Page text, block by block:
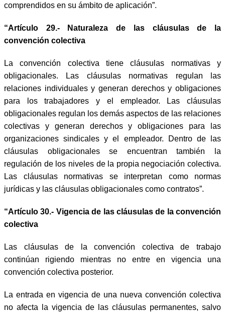
comprendidos en su ámbito de aplicación”.
“Artículo 29.- Naturaleza de las cláusulas de la
convención colectiva
La convención colectiva tiene cláusulas normativas y
obligacionales. Las cláusulas normativas regulan las
relaciones individuales y generan derechos y obligaciones
para los trabajadores y el empleador. Las cláusulas
obligacionales regulan los demás aspectos de las relaciones
colectivas y generan derechos y obligaciones para las
organizaciones sindicales y el empleador. Dentro de las
cláusulas obligacionales se encuentran también la
regulación de los niveles de la propia negociación colectiva.
Las cláusulas normativas se interpretan como normas
jurídicas y las cláusulas obligacionales como contratos”.
“Artículo 30.- Vigencia de las cláusulas de la convención
colectiva
Las cláusulas de la convención colectiva de trabajo
continúan rigiendo mientras no entre en vigencia una
convención colectiva posterior.
La entrada en vigencia de una nueva convención colectiva
no afecta la vigencia de las cláusulas permanentes, salvo